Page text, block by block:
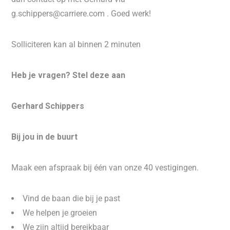
g.schippers@carriere.com . Goed werk!
Solliciteren kan al binnen 2 minuten
Heb je vragen? Stel deze aan
Gerhard Schippers
Bij jou in de buurt
Maak een afspraak bij één van onze 40 vestigingen.
Vind de baan die bij je past
We helpen je groeien
We zijn altijd bereikbaar